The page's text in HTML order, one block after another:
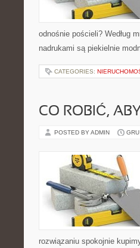
odnośnie pościeli? Według
nadrukami są piekielnie
CATEGORIES:
CO ROBIĆ,
POSTED BY ADMIN
rozwiązaniu spokojnie